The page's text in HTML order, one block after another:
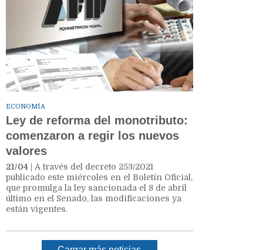
ECONOMÍA
Ley de reforma del monotributo:
comenzaron a regir los nuevos
valores
21/04 | A través del decreto 253/2021
publicado este miércoles en el Boletín Oficial,
que promulga la ley sancionada el 8 de abril
último en el Senado, las modificaciones ya
están vigentes.